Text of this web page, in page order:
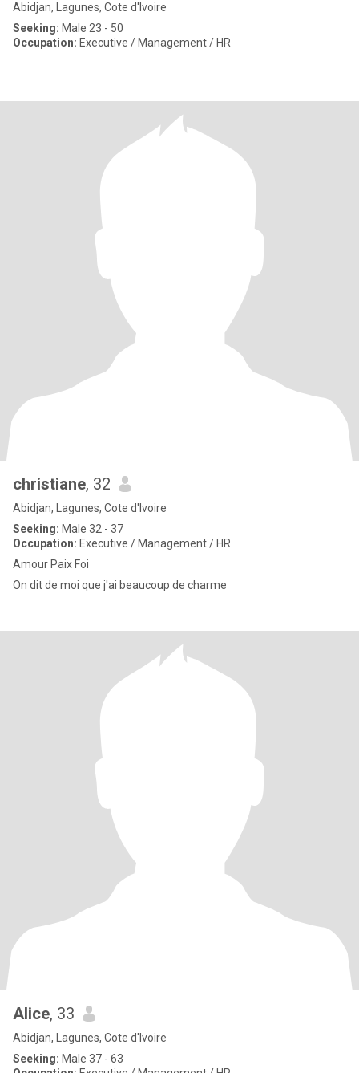
Abidjan, Lagunes, Cote d'Ivoire
Seeking: Male 23 - 50
Occupation: Executive / Management / HR
christiane, 32
Abidjan, Lagunes, Cote d'Ivoire
Seeking: Male 32 - 37
Occupation: Executive / Management / HR
Amour Paix Foi
On dit de moi que j'ai beaucoup de charme
Alice, 33
Abidjan, Lagunes, Cote d'Ivoire
Seeking: Male 37 - 63